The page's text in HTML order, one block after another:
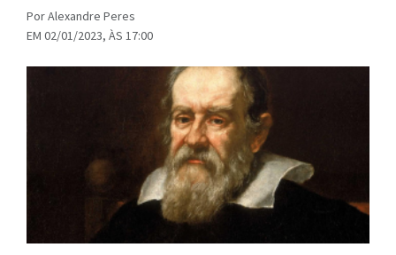
Por Alexandre Peres
EM 02/01/2023, ÀS 17:00